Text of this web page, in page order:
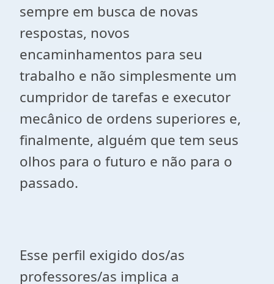
sempre em busca de novas
respostas, novos
encaminhamentos para seu
trabalho e não simplesmente um
cumpridor de tarefas e executor
mecânico de ordens superiores e,
finalmente, alguém que tem seus
olhos para o futuro e não para o
passado.
Esse perfil exigido dos/as
professores/as implica a